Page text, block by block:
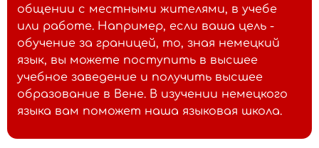
общении с местными жителями, в учебе
или работе. Например, если ваша цель -
обучение за границей, то, зная немецкий
язык, вы можете поступить в высшее
учебное заведение и получить высшее
образование в Вене. В изучении немецкого
языка вам поможет наша языковая школа.